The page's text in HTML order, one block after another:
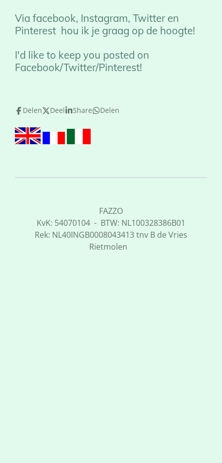
Via facebook, Instagram, Twitter en
Pinterest hou ik je graag op de hoogte!
I'd like to keep you posted on
Facebook/Twitter/Pinterest!
Delen Deel Share Delen
FAZZO
KvK: 54070104 - BTW: NL100328386B01
Rek: NL40INGB0008043413 tnv B de Vries
Rietmolen